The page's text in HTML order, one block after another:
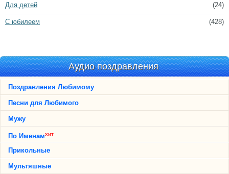
(24)
Для детей
(428)
С юбилеем
Аудио поздравления
Поздравления Любимому
Песни для Любимого
Мужу
По Именамхит
Прикольные
Мультяшные